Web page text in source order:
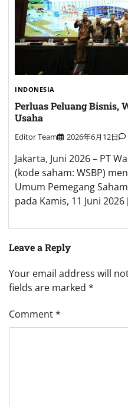
INDONESIA
Perluas Peluang Bisnis,
Usaha
Editor Team 2026年6月12日
Jakarta, Juni 2026 – PT
(kode saham: WSBP)
Umum Pemegang
pada Kamis, 11 Juni
Leave a Reply
Your email address will
fields are marked *
Comment*